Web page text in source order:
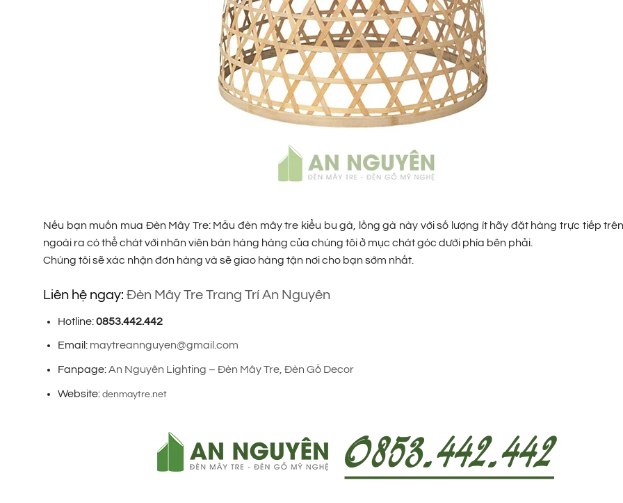
Nếu bạn muốn mua Đèn Mây Tre: Mẫu đèn mây tre kiểu bu gà, lồng gà này với số lượng ít hãy đặt hàng trực tiếp
ngoài ra có thể chát với nhân viên bán hàng hàng của chúng tôi ở mục chát góc dưới phía bên phải.
Chúng tôi sẽ xác nhận đơn hàng và sẽ giao hàng tận nơi cho bạn sớm nhất.
Liên hệ ngay: Đèn Mây Tre Trang Trí An Nguyên
Hotline:0853.442.442
Email: maytreannguyen@gmail.com
Fanpage:An Nguyên Lighting – Đèn Mây Tre, Đèn Gỗ Decor
Website: denmaytre.net